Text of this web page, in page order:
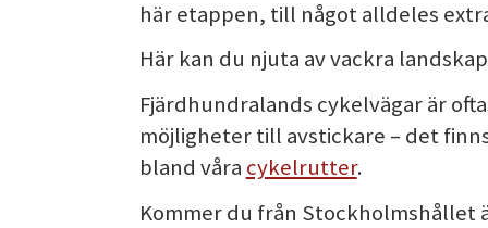
här etappen, till något alldeles
Här kan du njuta av vackra
Fjärdhundralands cykelvägar är
möjligheter till avstickare – det
bland våra cykelrutter.
Kommer du från Stockholmshållet